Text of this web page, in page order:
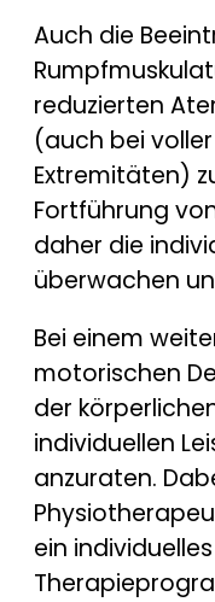
Auch die
reduzierten
(auch bei
Extremitäten)
Fortführung
daher die
überwachen
Bei einem
motorischen
der
individuellen
anzuraten.
ein